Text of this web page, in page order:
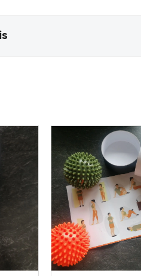
& Erscheinungsbild